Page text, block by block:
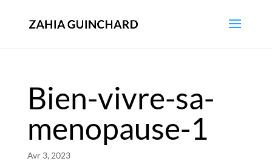
Bien-vivre-sa-
menopause-1
Avr 3, 2023